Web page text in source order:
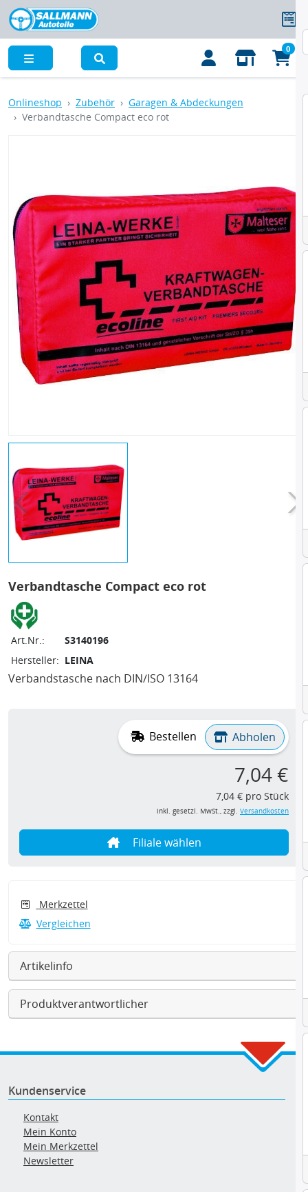
0
Onlineshop Zubehör
Garagen & Abdeckungen
Verbandtasche Compact eco rot
Verbandtasche Compact eco rot
Art.Nr.:
S3140196
Hersteller: LEINA
Verbandstasche nach DIN/ISO 13164
Bestellen Abholen
7,04 €
7,04 € pro Stück
inkl. gesetzl. MwSt., zzgl. Versandkosten
Filiale wählen
Merkzettel
Vergleichen
Artikelinfo
Produktverantwortlicher
Kundenservice
Kontakt
Mein Konto
Mein Merkzettel
Newsletter